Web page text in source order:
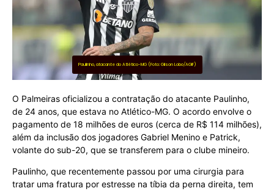
Paulinho, atacante do Atlético-MG (Foto: Gilson Lobo/AGIF)
O Palmeiras oficializou a contratação do atacante Paulinho,
de 24 anos, que estava no Atlético-MG. O acordo envolve o
pagamento de 18 milhões de euros (cerca de R$ 114 milhões),
além da inclusão dos jogadores Gabriel Menino e Patrick,
volante do sub-20, que se transferem para o clube mineiro.
Paulinho, que recentemente passou por uma cirurgia para
tratar uma fratura por estresse na tíbia da perna direita, tem